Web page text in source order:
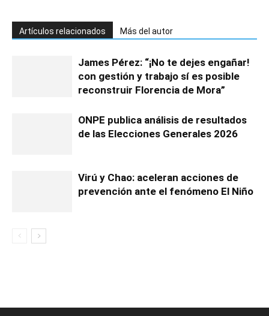
Artículos relacionados Más del autor
James Pérez: “¡No te dejes engañar!
con gestión y trabajo sí es posible
reconstruir Florencia de Mora”
ONPE publica análisis de resultados
de las Elecciones Generales 2026
Virú y Chao: aceleran acciones de
prevención ante el fenómeno El Niño